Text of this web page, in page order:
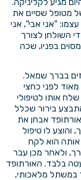
מטופל שסיים את
"אני אבי", אני
השולחן לצורך
בפניו, שכה
עזים בברך שמאל.
והחמירו מאוד לפני כחצי
אותו לטיפולי
בירור שכלל
אבחן את
לו טיפול
הוא לקח
הברך, ולאחר מכן עבר
בלבד. האורתופד
במשתל מלאכותי,